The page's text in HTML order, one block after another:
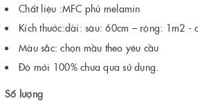
Chất liệu :MFC phủ melamin
Kích thước:dài: sâu: 60cm – rộng: 1m2 -
Màu sắc: chọn mầu theo yêu cầu
Độ mới 100% chưa qua sử dụng.
Số lượng